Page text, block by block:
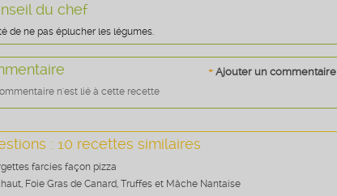
du chef
de ne pas éplucher les légumes.
+ Ajouter un commentaire
n'est lié à cette recette
: 10 recettes similaires
farcies façon pizza
Foie Gras de Canard, Truffes et Mâche Nantaise